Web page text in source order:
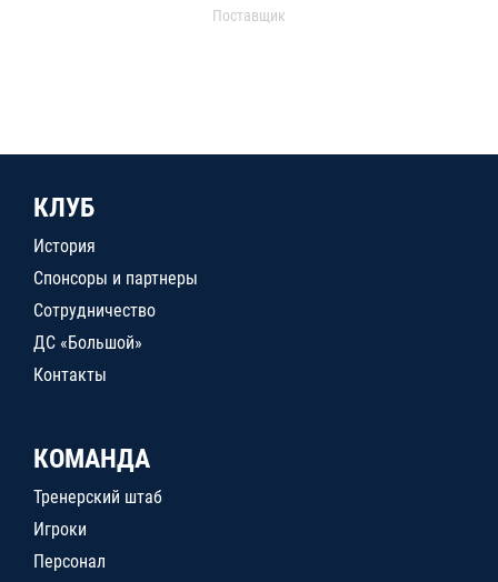
Поставщик
КЛУБ
История
Спонсоры и партнеры
Сотрудничество
ДС «Большой»
Контакты
КОМАНДА
Тренерский штаб
Игроки
Персонал